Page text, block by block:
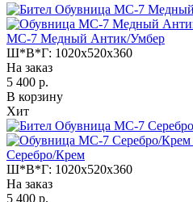
МС-7 Медный Антик/Умбер
Ш*В*Г: 1020x520x360
На заказ
5 400 р.
В корзину
Хит
Серебро/Крем
Ш*В*Г: 1020x520x360
На заказ
5 400 р.